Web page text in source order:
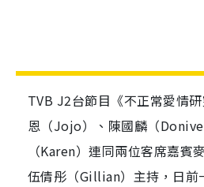
TVB J2台節目《不正常愛情
恩（Jojo）、陳國麟（
（Karen）連同兩位客席嘉賓
伍倩彤（Gillian）主持，日前